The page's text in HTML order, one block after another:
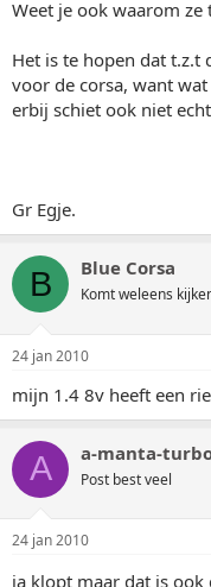
Weet je ook waarom
Het is te hopen dat
voor de corsa, want
erbij schiet ook niet
Gr Egje.
B Blue Corsa
Komt weleens
24 jan 2010
mijn 1.4 8v heeft een
A a-manta-
Post best veel
24 jan 2010
ja klopt maar dat is ook